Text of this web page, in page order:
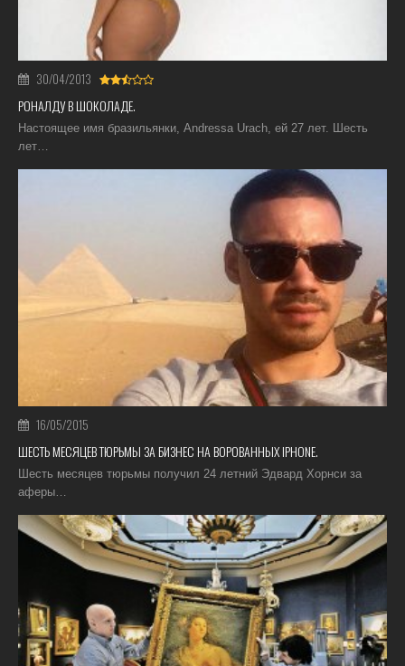
30/04/2013
РОНАЛДУ В ШОКОЛАДЕ.
Настоящее имя бразильянки, Andressa Urach, ей 27 лет. Шесть
лет…
16/05/2015
ШЕСТЬ МЕСЯЦЕВ ТЮРЬМЫ ЗА БИЗНЕС НА ВОРОВАННЫХ IPHONE.
Шесть месяцев тюрьмы получил 24 летний Эдвард Хорнси за
аферы…